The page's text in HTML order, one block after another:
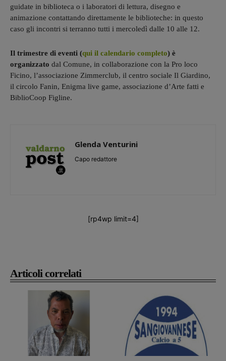
Articoli correlati
guidate in biblioteca o i laboratori di lettura, disegno e
animazione contattando direttamente le biblioteche: in questo
caso gli incontri si terranno tutti i mercoledì dalle 10 alle 12.
Il trimestre di eventi (qui il calendario completo) è
organizzato dal Comune, in collaborazione con la Pro loco
Ficino, l’associazione Zimmerclub, il centro sociale Il Giardino,
il circolo Fanin, Enigma live game, associazione d’Arte fatti e
BiblioCoop Figline.
Glenda Venturini
Capo redattore
[rp4wp limit=4]